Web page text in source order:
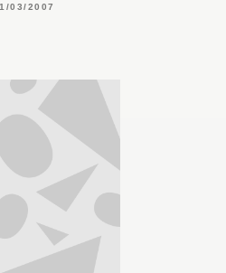
03/2007